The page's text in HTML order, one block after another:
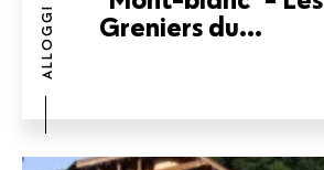
Greniers du...